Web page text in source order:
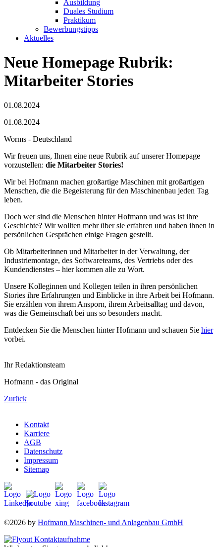
Ausbildung
Duales Studium
Praktikum
Bewerbungstipps
Aktuelles
Neue Homepage Rubrik:
Mitarbeiter Stories
01.08.2024
01.08.2024
Worms - Deutschland
Wir freuen uns, Ihnen eine neue Rubrik auf unserer Homepage
vorzustellen: die Mitarbeiter Stories!
Wir bei Hofmann machen großartige Maschinen mit großartigen
Menschen, die die Begeisterung für den Maschinenbau jeden Tag
leben.
Doch wer sind die Menschen hinter Hofmann und was ist ihre
Geschichte? Wir wollten mehr über sie erfahren und haben ihnen in
persönlichen Gesprächen einige Fragen gestellt.
Ob Mitarbeiterinnen und Mitarbeiter in der Verwaltung, der
Industriemontage, des Softwareteams, des Vertriebs oder des
Kundendienstes – hier kommen alle zu Wort.
Unsere Kolleginnen und Kollegen teilen in ihren persönlichen
Stories ihre Erfahrungen und Einblicke in ihre Arbeit bei Hofmann.
Sie erzählen von ihrem Ansporn, ihrem Arbeitsalltag und davon,
was die Gemeinschaft bei uns so besonders macht.
Entdecken Sie die Menschen hinter Hofmann und schauen Sie hier
vorbei.
Ihr Redaktionsteam
Hofmann - das Original
Zurück
Kontakt
Karriere
AGB
Datenschutz
Impressum
Sitemap
©2026 by Hofmann Maschinen- und Anlagenbau GmbH